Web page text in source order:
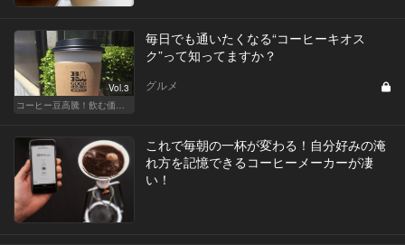
Vol.3
コーヒー豆高騰！飲む価値あるコーヒーはここだ
毎日でも通いたくなる“コーヒーキオス
ク”って知ってますか？
グルメ
これで毎朝の一杯が変わる！自分好みの淹
れ方を記憶できるコーヒーメーカーが凄
い！